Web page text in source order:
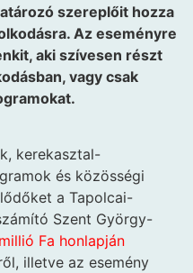
szereplőit hozza
Az eseményre
aki szívesen részt
vagy csak
kerekasztal-
és közösségi
a Tapolcai-
Szent György-
Fa honlapján
illetve az esemény